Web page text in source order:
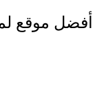
موقع